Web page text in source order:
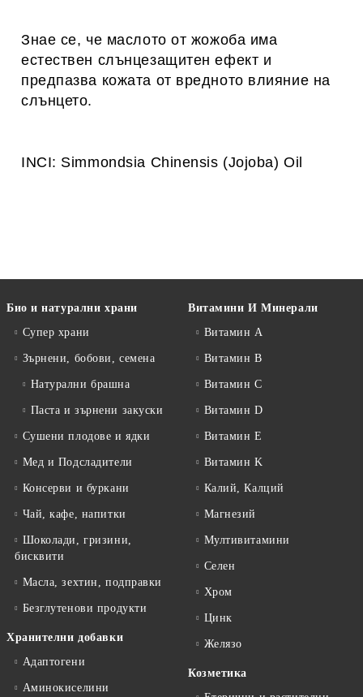
Знае се, че маслото от жожоба има
естествен слънцезащитен ефект и
предпазва кожата от вредното влияние на
слънцето.
INCI: Simmondsia Chinensis (Jojoba) Oil
Био и натурални храни
Супер храни
Зърнени, бобови, семена
Натурални брашна
Паста и зърнени закуски
Сушени плодове и ядки
Мед и Подсладители
Консерви и буркани
Чай, кафе, напитки
Шоколади, гризини,
бисквити
Масла, зехтин, подправки
Безглутенови продукти
Хранителни добавки
Адаптогени
Аминокиселини
Витамини И Минерали
Витамин А
Витамин B
Витамин C
Витамин D
Витамин E
Витамин K
Калий, Калций
Магнезий
Мултивитамини
Селен
Хром
Цинк
Желязо
Козметика